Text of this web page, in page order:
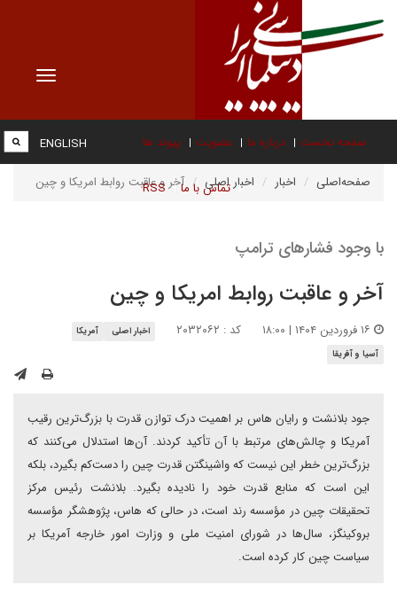
Toggle
صفحه نخست درباره ما عضویت پیوند ها
تماس با ما RSS
ENGLISH
صفحه‌اصلی اخبار اخبار اصلی آخر و عاقبت روابط امریکا و چین
با وجود فشارهای ترامپ
آخر و عاقبت روابط امریکا و چین
کد : ۲۰۳۲۰۶۲ اخبار اصلی
آمریکا
آسیا و آفریقا
جود بلانشت و رایان هاس بر اهمیت درک توازن قدرت با بزرگ‌ترین رقیب
آمریکا و چالش‌های مرتبط با آن تأکید کردند. آن‌ها استدلال می‌کنند که
بزرگ‌ترین خطر این نیست که واشینگتن قدرت چین را دست‌کم بگیرد، بلکه
این است که منابع قدرت خود را نادیده بگیرد. بلانشت رئیس مرکز
تحقیقات چین در مؤسسه رند است، در حالی که هاس، پژوهشگر مؤسسه
بروکینگز، سال‌ها در شورای امنیت ملی و وزارت امور خارجه آمریکا بر
سیاست چین کار کرده است.